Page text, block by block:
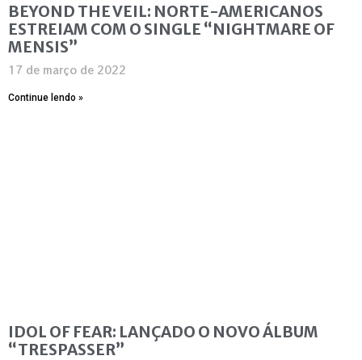
BEYOND THE VEIL: NORTE-AMERICANOS
ESTREIAM COM O SINGLE “NIGHTMARE OF
MENSIS”
17 de março de 2022
Continue lendo »
IDOL OF FEAR: LANÇADO O NOVO ÁLBUM
“TRESPASSER”